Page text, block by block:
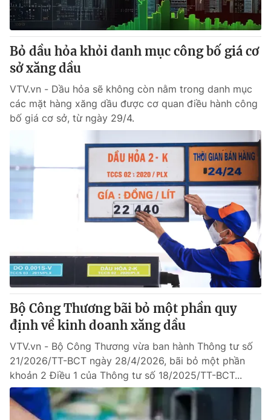
Bỏ dầu hỏa khỏi danh mục công bố giá cơ
sở xăng dầu
VTV.vn - Dầu hỏa sẽ không còn nằm trong danh mục
các mặt hàng xăng dầu được cơ quan điều hành công
bố giá cơ sở, từ ngày 29/4.
Bộ Công Thương bãi bỏ một phần quy
định về kinh doanh xăng dầu
VTV.vn - Bộ Công Thương vừa ban hành Thông tư số
21/2026/TT-BCT ngày 28/4/2026, bãi bỏ một phần
khoản 2 Điều 1 của Thông tư số 18/2025/TT-BCT...